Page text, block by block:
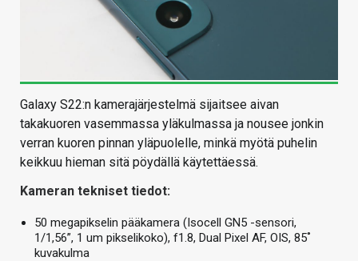
Galaxy S22:n kamerajärjestelmä sijaitsee aivan
takakuoren vasemmassa yläkulmassa ja nousee jonkin
verran kuoren pinnan yläpuolelle, minkä myötä puhelin
keikkuu hieman sitä pöydällä käytettäessä.
Kameran tekniset tiedot:
50 megapikselin pääkamera (Isocell GN5 -sensori,
1/1,56”, 1 um pikselikoko), f1.8, Dual Pixel AF, OIS, 85˚
kuvakulma